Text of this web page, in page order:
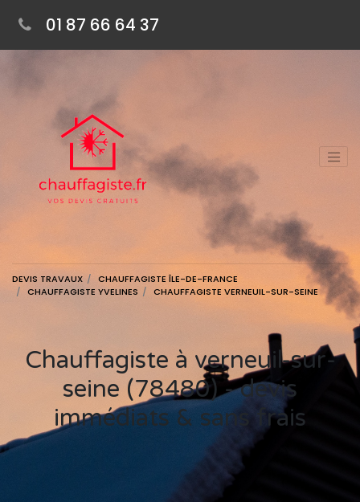
01 87 66 64 37
DEVIS TRAVAUX
CHAUFFAGISTE ÎLE-DE-FRANCE
CHAUFFAGISTE YVELINES
CHAUFFAGISTE VERNEUIL-SUR-SEINE
Chauffagiste à verneuil-sur-
seine (78480) - devis
immédiats & sans frais